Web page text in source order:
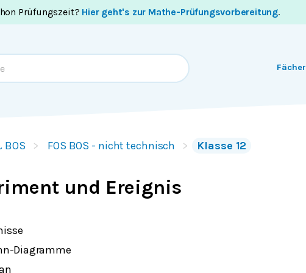
Prüfungszeit? Hier geht's zur Mathe-Prüfungsvorbereitung.
Fächer
BOS FOS BOS - nicht technisch Klasse 12
und Ereignis
Diagramme